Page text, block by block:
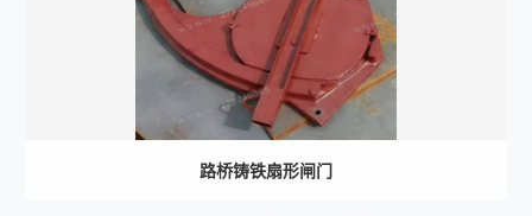
路桥铸铁扇形闸门